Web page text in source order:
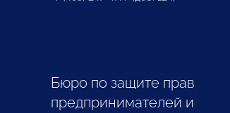
Бюро по защите прав
предпринимателей и